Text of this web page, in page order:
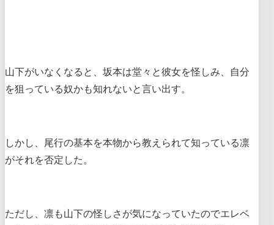
山下がいなくなると、坂本は堂々と彼女を怪しみ、自分
を狙っている奴かも知れないと言い出す。
しかし、尾行の基本を本物から教えられて知っている凛
がそれを否定した。
ただし、凛も山下の怪しさが気になっていたのでエレベ